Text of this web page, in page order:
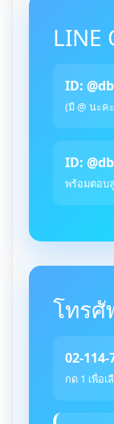
LINE
ID:
(มี @ นะค
ID:
พร้อมตอบ
โทรศั
02-114-
กด 1 เพื่อ